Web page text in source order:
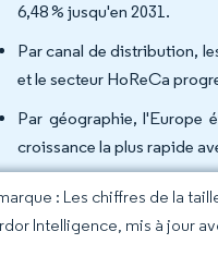
6,48 % jusqu'en 2031.
Par canal de distribution,
et le secteur HoReCa
Par géographie, l'Europe
croissance la plus rapide
: Les chiffres de la
Intelligence, mis à jour